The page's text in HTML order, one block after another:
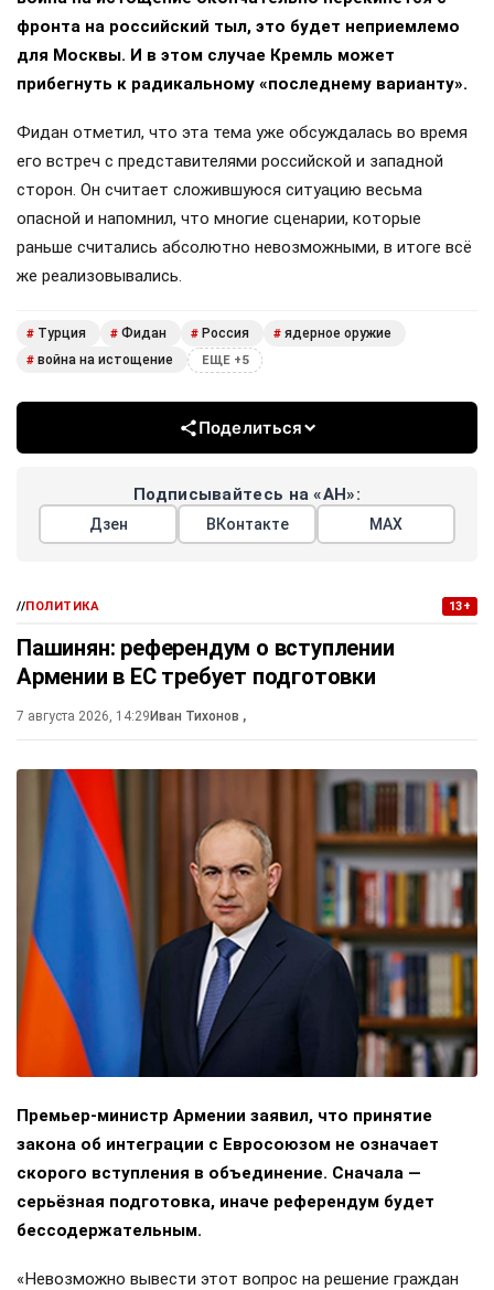
фронта на российский тыл, это будет неприемлемо
для Москвы. И в этом случае Кремль может
прибегнуть к радикальному «последнему варианту».
Фидан отметил, что эта тема уже обсуждалась во время
его встреч с представителями российской и западной
сторон. Он считает сложившуюся ситуацию весьма
опасной и напомнил, что многие сценарии, которые
раньше считались абсолютно невозможными, в итоге всё
же реализовывались.
# Турция # Фидан # Россия # ядерное оружие
# война на истощение ЕЩЕ +5
Поделиться
Подписывайтесь на «АН»:
Дзен ВКонтакте МАХ
//ПОЛИТИКА 13+
Пашинян: референдум о вступлении
Армении в ЕС требует подготовки
7 августа 2026, 14:29 Иван Тихонов ,
Премьер-министр Армении заявил, что принятие
закона об интеграции с Евросоюзом не означает
скорого вступления в объединение. Сначала —
серьёзная подготовка, иначе референдум будет
бессодержательным.
«Невозможно вывести этот вопрос на решение граждан